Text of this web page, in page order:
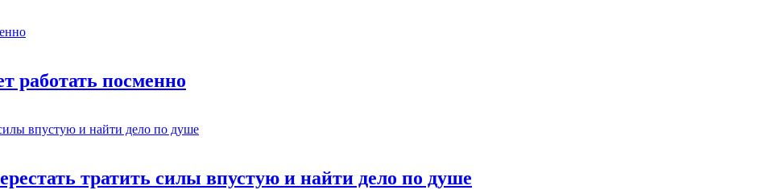
работать посменно
тратить силы впустую и найти дело по душе